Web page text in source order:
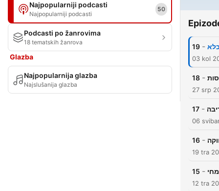
Najpopularniji podcasti
Najpopularniji podcasti
50
Podcasti po žanrovima
18 tematskih žanrova
Glazba
Najpopularnija glazba
Najslušanija glazba
19 -
03 kol
18 -
27 srp
17 -
06
16 -
19 tra
15 -
12 tra